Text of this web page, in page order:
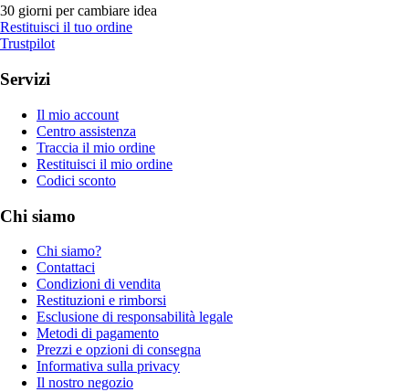
30 giorni per cambiare idea
Restituisci il tuo ordine
Trustpilot
Servizi
Il mio account
Centro assistenza
Traccia il mio ordine
Restituisci il mio ordine
Codici sconto
Chi siamo
Chi siamo?
Contattaci
Condizioni di vendita
Restituzioni e rimborsi
Esclusione di responsabilità legale
Metodi di pagamento
Prezzi e opzioni di consegna
Informativa sulla privacy
Il nostro negozio